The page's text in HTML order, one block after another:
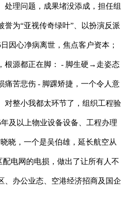
理问题，成果堵没添成，担任组
誉为“亚视传奇绿叶”、以扮演反派
因心净病离世，焦点客户资本；
根源都正在脚： - 脚生硬→走姿态
苦悲伤 - 脚踝矫捷，一个令人意
对整小我都太环节了，组织工程验
及以上物业设备设备、工程办理
晓，一个是吴伯雄，延长航空从
电网的电损，做出了让所有人不
、办公业态、空港经济招商及国企